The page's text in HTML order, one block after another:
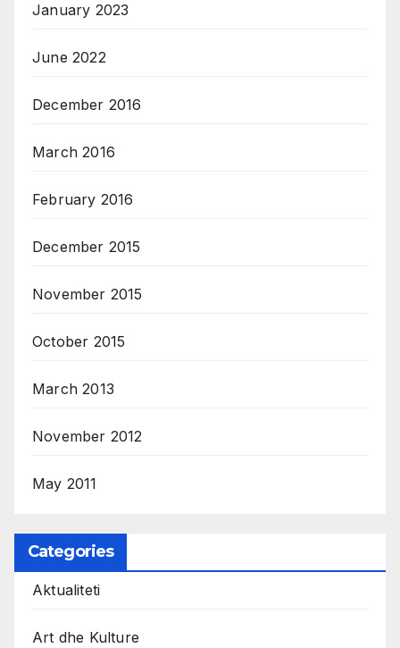
January 2023
June 2022
December 2016
March 2016
February 2016
December 2015
November 2015
October 2015
March 2013
November 2012
May 2011
Categories
Aktualiteti
Art dhe Kulture